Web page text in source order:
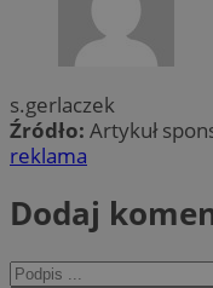
s.gerlaczek
Źródło: Artykuł
reklama
Dodaj